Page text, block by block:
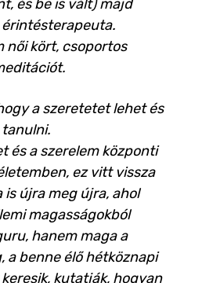
és be is vált) majd
érintésterapeuta.
női kört, csoportos
a szeretetet lehet és
és a szerelem központi
ez vitt vissza
is újra meg újra, ahol
magasságokból
hanem maga a
a benne élő hétköznapi
kutatják, hogyan